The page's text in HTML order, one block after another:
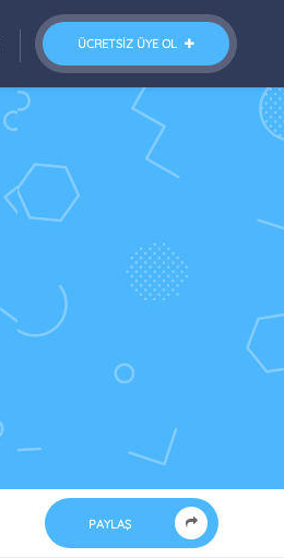
ÜCRETSIZ ÜYE OL
PAYLAŞ